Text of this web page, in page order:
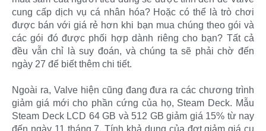
cung cấp dịch vụ cá nhân hóa? Hoặc có thể là trò chơi
được bán với giá rẻ hơn khi bạn mua chúng theo gói và
các gói đó được phối hợp dành riêng cho bạn? Tất cả
đều vẫn chỉ là suy đoán, và chúng ta sẽ phải chờ đến
ngày 27 để biết thêm chi tiết.
Ngoài ra, Valve hiện cũng đang đưa ra các chương trình
giảm giá mới cho phần cứng của họ, Steam Deck. Mẫu
Steam Deck LCD 64 GB và 512 GB giảm giá 15% từ nay
đến ngày 11 tháng 7. Tính khả dụng của đợt giảm giá cụ